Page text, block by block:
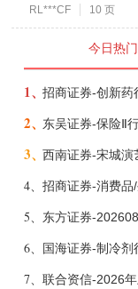
RL***CF
10 页
今日热门
1、
2、
3、
4、
5、
6、
7、